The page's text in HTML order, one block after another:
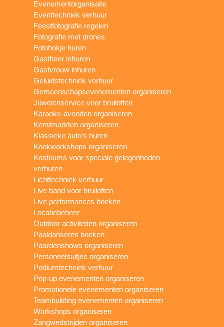
Evenementorganisatie
Eventtechniek verhuur
Feestfotografie regelen
Fotografie met drones
Fotohokje huren
Gastheer inhuren
Gastvrouw inhuren
Geluidstechniek verhuur
Gemeenschapsevenementen organiseren
Juwelenservice voor bruiloften
Karaoke-avonden organiseren
Kerstmarkten organiseren
Klassieke auto’s huren
Kookworkshops organiseren
Kostuums voor speciale gelegenheden
verhuren
Lichttechniek verhuur
Live band voor bruiloften
Live performances boeken
Locatiebeheer
Outdoor activiteiten organiseren
Paaldanseres boeken
Paardenshows organiseren
Personeelsuitjes organiseren
Podiumtechniek verhuur
Pop-up evenementen organiseren
Promotionele evenementen organiseren
Teambuilding evenementen organiseren
Workshops organiseren
Zangwedstrijden organiseren